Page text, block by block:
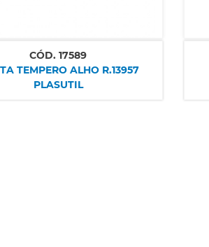
CÓD. 17589
TEMPERO ALHO R.13957
PLASUTIL